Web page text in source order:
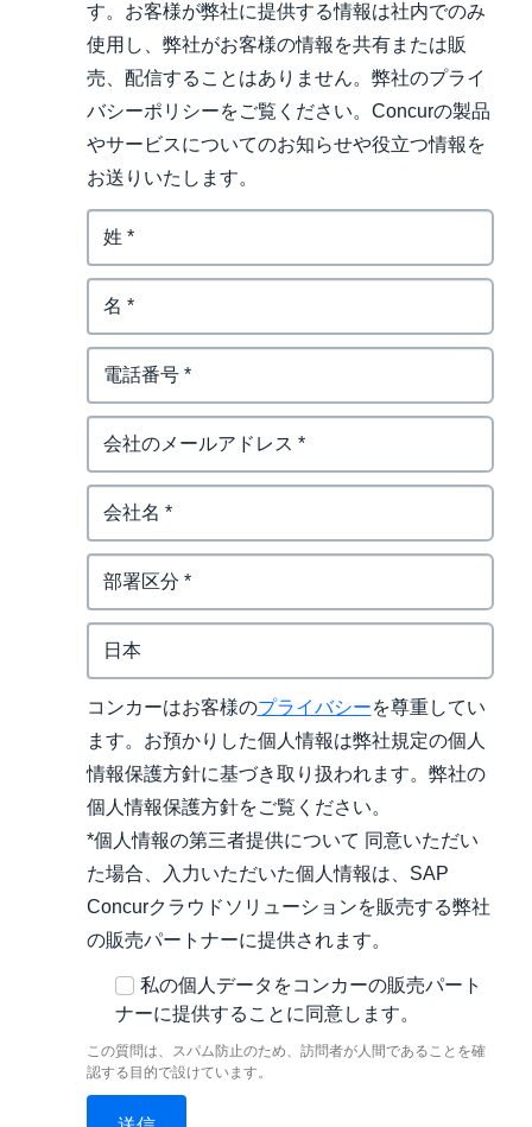
す。お客様が弊社に提供する情報は社内でのみ
使用し、弊社がお客様の情報を共有または販
売、配信することはありません。弊社のプライ
バシーポリシーをご覧ください。Concurの製品
やサービスについてのお知らせや役立つ情報を
お送りいたします。
コンカーはお客様のプライバシーを尊重してい
ます。お預かりした個人情報は弊社規定の個人
情報保護方針に基づき取り扱われます。弊社の
個人情報保護方針をご覧ください。
*個人情報の第三者提供について 同意いただい
た場合、入力いただいた個人情報は、SAP
Concurクラウドソリューションを販売する弊社
の販売パートナーに提供されます。
私の個人データをコンカーの販売パート
ナーに提供することに同意します。
この質問は、スパム防止のため、訪問者が人間であることを確
認する目的で設けています。